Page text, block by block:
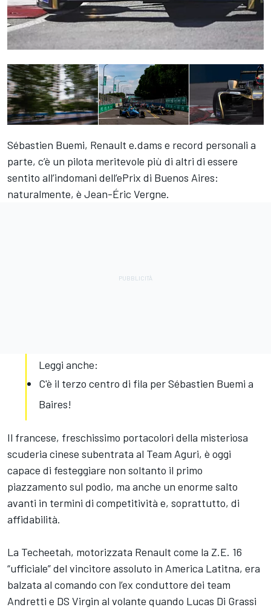
Sébastien Buemi, Renault e.dams e record personali a
parte, c’è un pilota meritevole più di altri di essere
sentito all’indomani dell’ePrix di Buenos Aires:
naturalmente, è Jean-Éric Vergne.
Leggi anche:
C'è il terzo centro di fila per Sébastien Buemi a
Baires!
Il francese, freschissimo portacolori della misteriosa
scuderia cinese subentrata al Team Aguri, è oggi
capace di festeggiare non soltanto il primo
piazzamento sul podio, ma anche un enorme salto
avanti in termini di competitività e, soprattutto, di
affidabilità.
La Techeetah, motorizzata Renault come la Z.E. 16
“ufficiale” del vincitore assoluto in America Latitna, era
balzata al comando con l’ex conduttore dei team
Andretti e DS Virgin al volante quando Lucas Di Grassi